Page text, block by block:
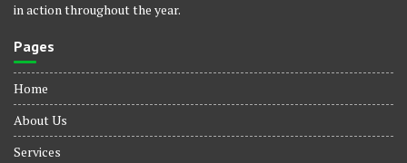
in action throughout the year.
Pages
Home
About Us
Services